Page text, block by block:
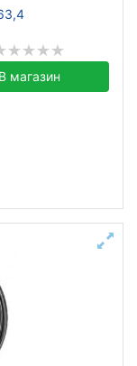
В магазин